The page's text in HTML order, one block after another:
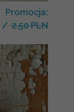
Promocja:
/ 2.50 PLN